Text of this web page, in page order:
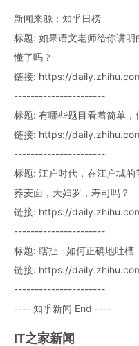
新闻来源：知乎日榜
标题: 如果语文老师给你讲
懂了吗？
链接: https://
----------------------
标题: 有哪些题目看着简单
链接: https://
----------------------
标题: 江户时代，在江户城的
荞麦面，天妇罗，寿司吗？
链接: https://
----------------------
标题: 瞎扯 · 如何正确地吐槽
链接: https://
----------------------
---- 知乎新闻 End ----
IT之家新闻